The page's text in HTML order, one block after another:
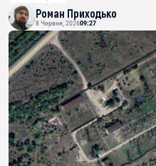
Роман Приходько
8 Червня, 202609:27